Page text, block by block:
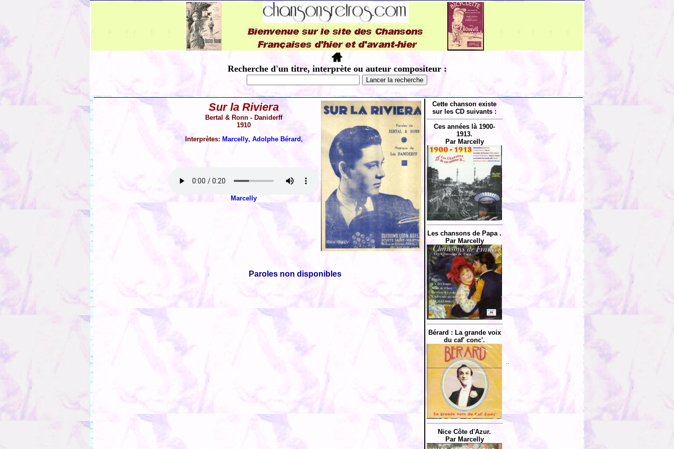
Recherche d'un titre, interprète ou auteur compositeur :
Sur la Riviera
Bertal & Ronn - Daniderff
1910
Interprètes: Marcelly, Adolphe Bérard,
Marcelly
Paroles non disponibles
Cette chanson existe
sur les CD suivants :
Ces années là 1900-
1913.
Par Marcelly
Les chansons de Papa .
Par Marcelly
Bérard : La grande voix
du caf' conc'.
Nice Côte d'Azur.
Par Marcelly